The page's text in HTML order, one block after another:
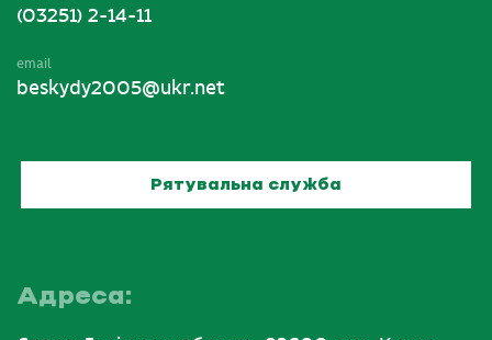
(03251) 2-14-11
email
beskydy2005@ukr.net
Рятувальна служба
Адреса: